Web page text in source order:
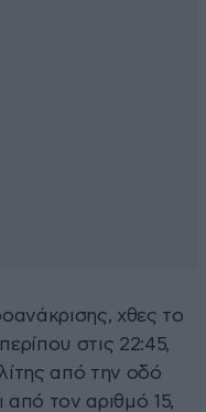
χθες το
στις 22:45,
από την οδό
τον αριθμό 15,